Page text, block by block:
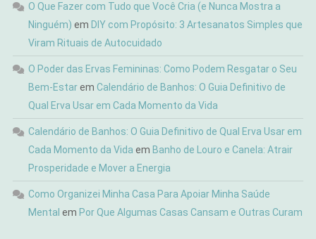
O Que Fazer com Tudo que Você Cria (e Nunca Mostra a
Ninguém) em DIY com Propósito: 3 Artesanatos Simples que
Viram Rituais de Autocuidado
O Poder das Ervas Femininas: Como Podem Resgatar o Seu
Bem-Estarem Calendário de Banhos: O Guia Definitivo de
Qual Erva Usar em Cada Momento da Vida
Calendário de Banhos: O Guia Definitivo de Qual Erva Usar em
Cada Momento da Vida em Banho de Louro e Canela: Atrair
Prosperidade e Mover a Energia
Como Organizei Minha Casa Para Apoiar Minha Saúde
Mental em Por Que Algumas Casas Cansam e Outras Curam